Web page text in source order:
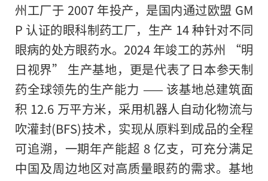
州工厂于 2007 年投产，是国内通过欧盟 GM
P 认证的眼科制药工厂，生产 14 种针对不同
眼病的处方眼药水。2024 年竣工的苏州 “明
日视界” 生产基地，更是代表了日本参天制
药全球领先的生产能力 —— 该基地总建筑面
积 12.6 万平方米，采用机器人自动化物流与
吹灌封(BFS)技术，实现从原料到成品的全程
可追溯，一期年产能超 8 亿支，可充分满足
中国及周边地区对高质量眼药的需求。基地